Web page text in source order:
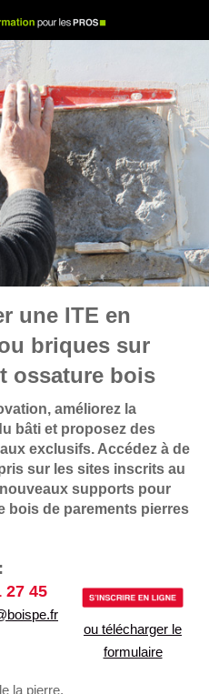
une ITE en
briques sur
ossature bois
améliorez la
bâti et proposez des
exclusifs. Accédez à de
sur les sites inscrits au
supports pour
bois de parements pierres
27 45
ou télécharger le
formulaire
la pierre,